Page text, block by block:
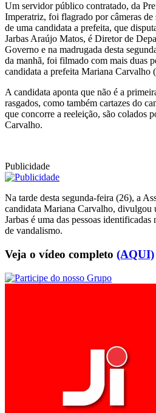
Um servidor público contratado, da
Imperatriz, foi flagrado por câmeras de
de uma candidata a prefeita, que
Jarbas Araújo Matos, é Diretor de
Governo e na madrugada desta
da manhã, foi filmado com mais duas
candidata a prefeita Mariana Carvalho
A candidata aponta que não é a
rasgados, como também cartazes do
que concorre a reeleição, são colados
Carvalho.
Publicidade
Na tarde desta segunda-feira (26), a
candidata Mariana Carvalho, divulgou
Jarbas é uma das pessoas
de vandalismo.
Veja o vídeo completo (AQUI)